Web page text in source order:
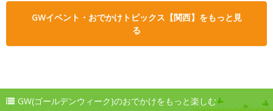
GWイベント・おでかけトピックス【関西】をもっと見
る
GW(ゴールデンウィーク)のおでかけをもっと楽しむ